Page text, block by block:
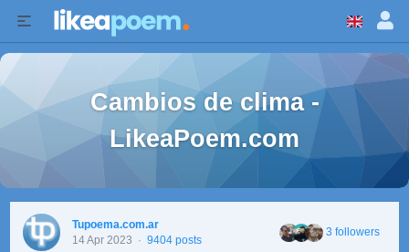
Cambios de clima -
LikeaPoem.com
Tupoema.com.ar
14 Apr 2023 · 9404 posts
3 followers